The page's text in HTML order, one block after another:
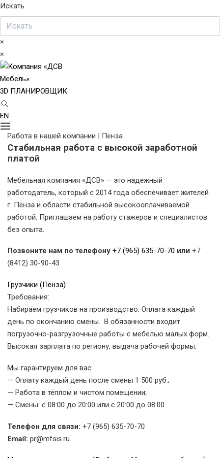
Искать
×
×
3D ПЛАНИРОВЩИК
EN
Работа в нашей компании | Пенза
Стабильная работа с высокой заработной
платой
Мебельная компания «ДСВ» — это надежный
работодатель, который с 2014 года обеспечивает жителей
г. Пенза и области стабильной высокооплачиваемой
работой. Приглашаем на работу стажеров и специалистов
без опыта.
Позвоните нам по телефону +7 (965) 635-70-70 или +7
(8412) 30-90-43
Грузчики (Пенза)
Требования:
Набираем грузчиков на производство. Оплата каждый
день по окончанию смены. В обязанности входит
погрузочно-разгрузочные работы с мебелью малых форм.
Высокая зарплата по региону, выдача рабочей формы.
Мы гарантируем для вас:
— Оплату каждый день после смены 1 500 руб.;
— Работа в тёплом и чистом помещении;
— Смены: с 08:00 до 20:00 или с 20:00 до 08:00.
Телефон для связи: +7 (965) 635-70-70
Email: pr@mfsis.ru